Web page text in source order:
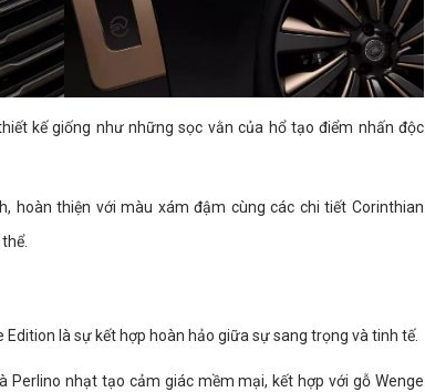
kế giống như những sọc vằn của hổ tạo điểm nhấn độc
hoàn thiện với màu xám đậm cùng các chi tiết Corinthian
là sự kết hợp hoàn hảo giữa sự sang trọng và tinh tế.
Perlino nhạt tạo cảm giác mềm mại, kết hợp với gỗ Wenge